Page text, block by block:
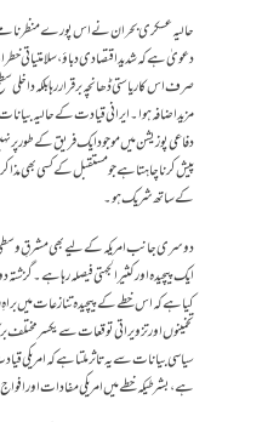
حالیہ عسکری بحران نے اس پورے منظرنامے
دعویٰ ہے کہ شدید اقتصادی دباؤ، سلامتیاتی
صرف اس کا ریاستی ڈھانچہ برقرار رہا بلکہ
مزید اضافہ ہوا۔ ایرانی قیادت کے حالیہ
دفاعی پوزیشن میں موجود ایک فریق کے طور پر
پیش کرنا چاہتا ہے جو مستقبل کے کسی بھی
کے ساتھ شریک ہو۔
دوسری جانب امریکہ کے لیے بھی مشرقِ وسطیٰ
ایک پیچیدہ اور کثیرالجہتی فیصلہ رہا ہے۔
کیا ہے کہ اس خطے کے پیچیدہ تنازعات میں
تخمینوں اور تزویراتی توقعات سے یکسر مختلف
سیاسی بیانات سے یہ تاثر ملتا ہے کہ امریکی
ہے، بشرطیکہ خطے میں امریکی مفادات اور